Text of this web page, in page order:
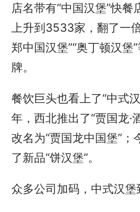
店名带有“中国汉堡”快
上升到3533家，翻了一
郑中国汉堡”“奥丁顿汉堡
牌。
餐饮巨头也看上了“中式
年，西北推出了“贾国龙·
改名为“贾国龙中国堡”
了新品“饼汉堡”。
众多公司加码，中式汉堡